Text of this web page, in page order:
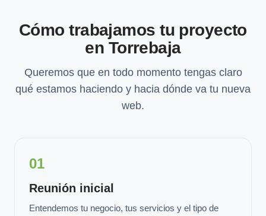
Cómo trabajamos tu proyecto
en Torrebaja
Queremos que en todo momento tengas claro
qué estamos haciendo y hacia dónde va tu nueva
web.
01
Reunión inicial
Entendemos tu negocio, tus servicios y el tipo de